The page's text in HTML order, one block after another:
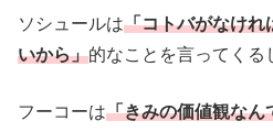
ソシュールは「コトバがなけれ
いから」的なことを言ってくる
フーコーは「きみの価値観なん